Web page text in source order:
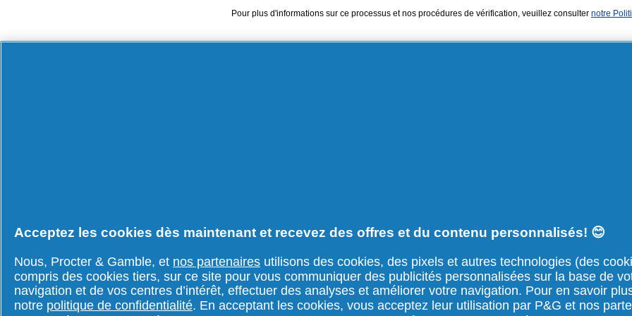
Pour plus d'informations sur ce processus et nos procédures de vérification, veuillez consulter notre
PARTENAIRES ET INVESTISSEURS
Devenez partenaire
Fournisseurs
NOTRE ENTREPRISE
Structure et gouvernance
Politiques et pratiques
Archives
MENTIONS LÉGALES
Notification de
Conditions d’utilisation
Déclaration
Acceptez les cookies dès maintenant et recevez des offres et du contenu personnalisés! 😊
Nous, Procter & Gamble, et nos partenaires utilisons des cookies, des pixels et autres technologies (des
compris des cookies tiers, sur ce site pour vous communiquer des publicités personnalisées sur la base de
navigation et de vos centres d’intérêt, effectuer des analyses et améliorer votre navigation. Pour en savoir
notre politique de confidentialité. En acceptant les cookies, vous acceptez leur utilisation par P&G et nos